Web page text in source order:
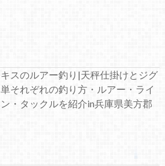
キスのルアー釣り|天秤仕掛けとジグ
単それぞれの釣り方・ルアー・ライ
ン・タックルを紹介in兵庫県美方郡